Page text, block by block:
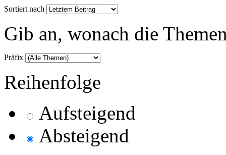
Sortiert nach
Gib an, wonach die
Präfix
Reihenfolge
Aufsteigend
Absteigend